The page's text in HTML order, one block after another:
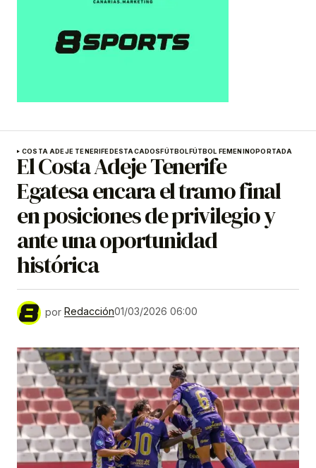
COSTA ADEJE TENERIFEDESTACADOSFÚTBOLFÚTBOL FEMENINOPORTADA
El Costa Adeje Tenerife
Egatesa encara el tramo final
en posiciones de privilegio y
ante una oportunidad
histórica
por Redacción01/03/2026 06:00